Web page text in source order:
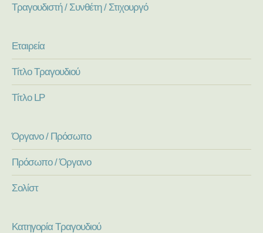
Τραγουδιστή / Συνθέτη / Στιχουργό
Εταιρεία
Τίτλο Τραγουδιού
Τίτλο LP
Όργανο / Πρόσωπο
Πρόσωπο / Όργανο
Σολίστ
Κατηγορία Τραγουδιού